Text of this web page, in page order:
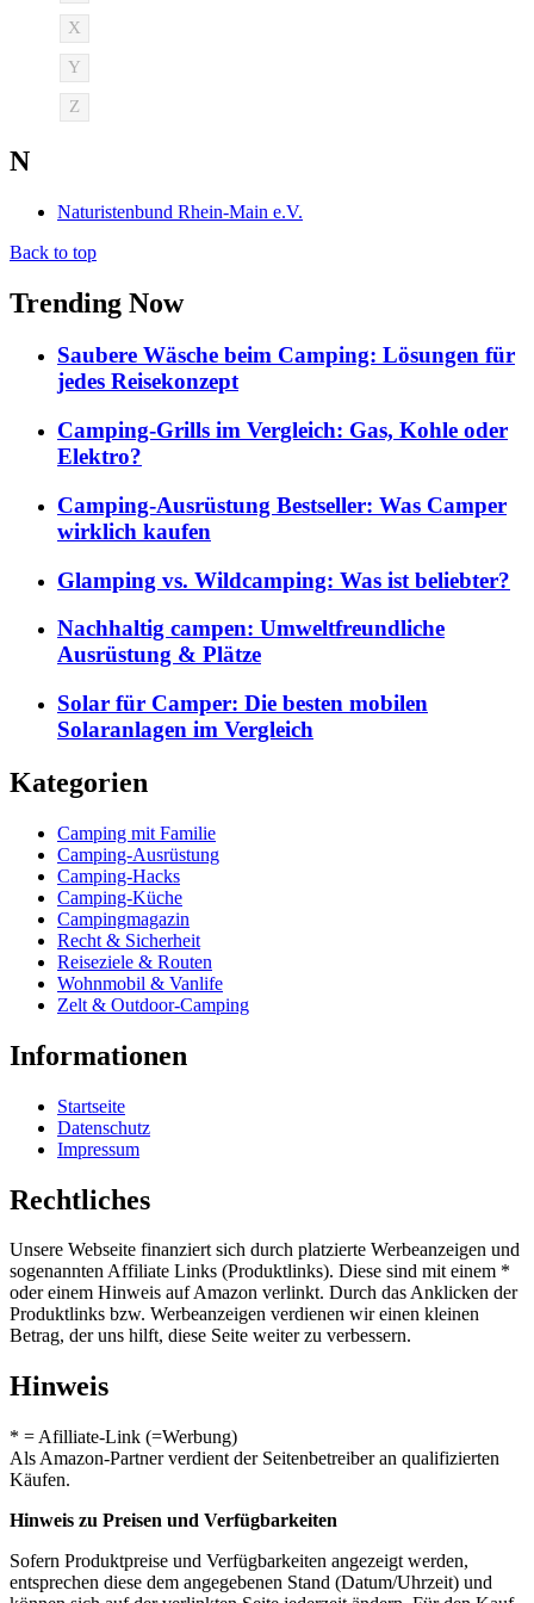
X
Y
Z
N
Naturistenbund Rhein-Main e.V.
Back to top
Trending Now
Saubere Wäsche beim Camping: Lösungen für
jedes Reisekonzept
Camping-Grills im Vergleich: Gas, Kohle oder
Elektro?
Camping-Ausrüstung Bestseller: Was Camper
wirklich kaufen
Glamping vs. Wildcamping: Was ist beliebter?
Nachhaltig campen: Umweltfreundliche
Ausrüstung & Plätze
Solar für Camper: Die besten mobilen
Solaranlagen im Vergleich
Kategorien
Camping mit Familie
Camping-Ausrüstung
Camping-Hacks
Camping-Küche
Campingmagazin
Recht & Sicherheit
Reiseziele & Routen
Wohnmobil & Vanlife
Zelt & Outdoor-Camping
Informationen
Startseite
Datenschutz
Impressum
Rechtliches
Unsere Webseite finanziert sich durch platzierte Werbeanzeigen und
sogenannten Affiliate Links (Produktlinks). Diese sind mit einem *
oder einem Hinweis auf Amazon verlinkt. Durch das Anklicken der
Produktlinks bzw. Werbeanzeigen verdienen wir einen kleinen
Betrag, der uns hilft, diese Seite weiter zu verbessern.
Hinweis
* = Afilliate-Link (=Werbung)
Als Amazon-Partner verdient der Seitenbetreiber an qualifizierten
Käufen.
Hinweis zu Preisen und Verfügbarkeiten
Sofern Produktpreise und Verfügbarkeiten angezeigt werden,
entsprechen diese dem angegebenen Stand (Datum/Uhrzeit) und